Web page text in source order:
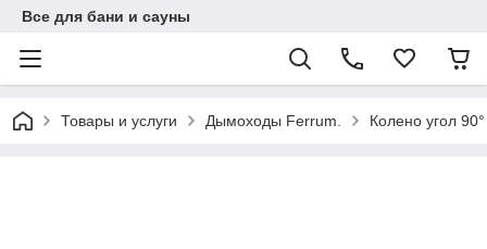
Все для бани и сауны
Товары и услуги Дымоходы Ferrum. Колено угол